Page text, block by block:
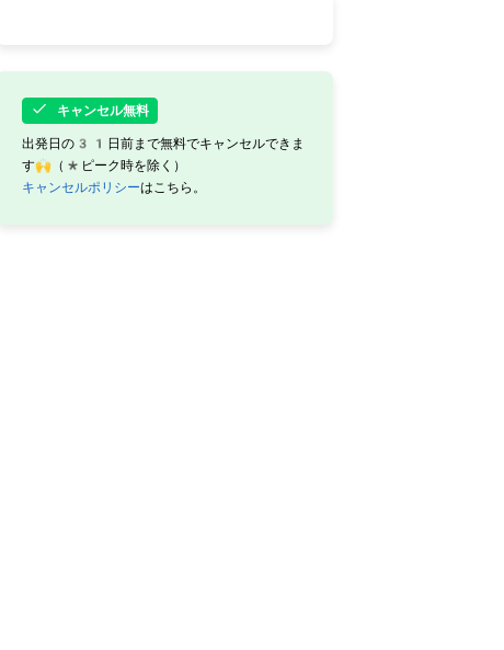
キャンセル無料
出発日の31日前まで無料でキャンセルできま
す🙌（*ピーク時を除く）
キャンセルポリシーはこちら。